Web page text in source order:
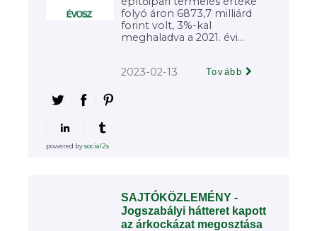
folyó áron 6873,7 milliárd
forint volt, 3%-kal
meghaladva a 2021. évi...
2023-02-13 Tovább
powered bysocial2s
SAJTÓKÖZLEMÉNY -
Jogszabályi hátteret kapott
az árkockázat megosztása